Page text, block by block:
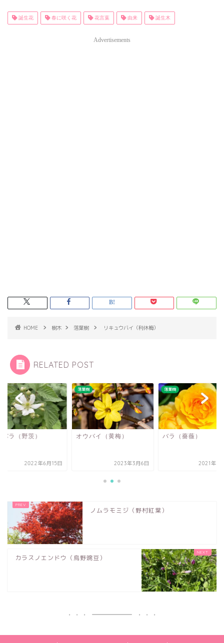
誕生花 春に咲く花 花言葉 由来 誕生木
Advertisements
HOME 樹木 落葉樹 リキュウバイ（利休梅）
RELATED POST
バラ（野茨）
2022年6月15日
落葉樹
オウバイ（黄梅）
2023年3月6日
落葉樹
バラ（薔薇）
2021年5
ノムラモミジ（野村紅葉）
カラスノエンドウ（烏野豌豆）